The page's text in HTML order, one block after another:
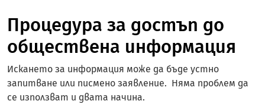
Процедура за достъп до
обществена информация
Искането за информация може да бъде устно
запитване или писмено заявление. Няма проблем да
се използват и двата начина.